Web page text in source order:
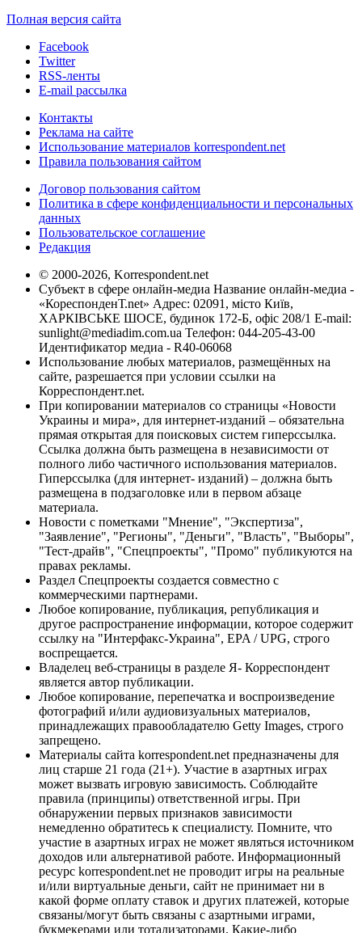
Полная версия сайта
Facebook
Twitter
RSS-ленты
E-mail рассылка
Контакты
Реклама на сайте
Использование материалов korrespondent.net
Правила пользования сайтом
Договор пользования сайтом
Политика в сфере конфиденциальности и персональных
данных
Пользовательское соглашение
Редакция
© 2000-2026, Korrespondent.net
Субъект в сфере онлайн-медиа Название онлайн-медиа -
«КореспонденТ.net» Адрес: 02091, місто Київ,
ХАРКІВСЬКЕ ШОСЕ, будинок 172-Б, офіс 208/1 E-mail:
sunlight@mediadim.com.ua Телефон: 044-205-43-00
Идентификатор медиа - R40-06068
Использование любых материалов, размещённых на
сайте, разрешается при условии ссылки на
Корреспондент.net.
При копировании материалов со страницы «Новости
Украины и мира», для интернет-изданий – обязательна
прямая открытая для поисковых систем гиперссылка.
Ссылка должна быть размещена в независимости от
полного либо частичного использования материалов.
Гиперссылка (для интернет- изданий) – должна быть
размещена в подзаголовке или в первом абзаце
материала.
Новости с пометками "Мнение", "Экспертиза",
"Заявление", "Регионы", "Деньги", "Власть", "Выборы",
"Тест-драйв", "Спецпроекты", "Промо" публикуются на
правах рекламы.
Раздел Спецпроекты создается совместно с
коммерческими партнерами.
Любое копирование, публикация, републикация и
другое распространение информации, которое содержит
ссылку на "Интерфакс-Украина", EPA / UPG, строго
воспрещается.
Владелец веб-страницы в разделе Я- Корреспондент
является автор публикации.
Любое копирование, перепечатка и воспроизведение
фотографий и/или аудиовизуальных материалов,
принадлежащих правообладателю Getty Images, строго
запрещено.
Материалы сайта korrespondent.net предназначены для
лиц старше 21 года (21+). Участие в азартных играх
может вызвать игровую зависимость. Соблюдайте
правила (принципы) ответственной игры. При
обнаружении первых признаков зависимости
немедленно обратитесь к специалисту. Помните, что
участие в азартных играх не может являться источником
доходов или альтернативой работе. Информационный
ресурс korrespondent.net не проводит игры на реальные
и/или виртуальные деньги, сайт не принимает ни в
какой форме оплату ставок и других платежей, которые
связаны/могут быть связаны с азартными играми,
букмекерами или тотализаторами. Какие-либо